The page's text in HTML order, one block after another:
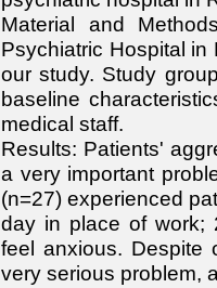
Material and
Psychiatric Hospital
our study. Study
baseline
medical staff.
Results: Patients'
a very important
(n=27) experienced
day in place of work;
feel anxious. Despite
very serious problem,